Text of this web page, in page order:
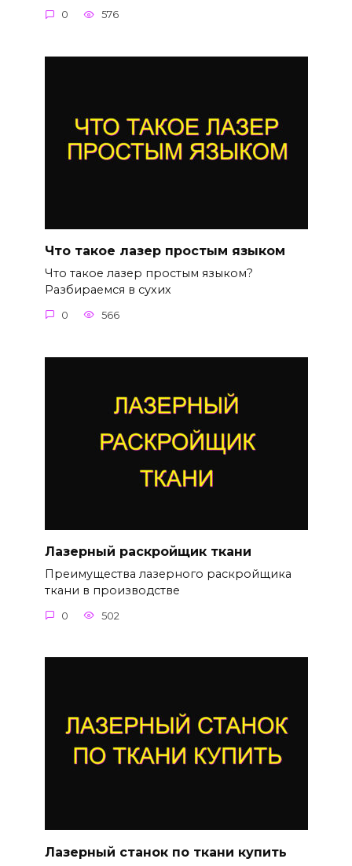
0 576
Что такое лазер простым языком
Что такое лазер простым языком?
Разбираемся в сухих
0 566
Лазерный раскройщик ткани
Преимущества лазерного раскройщика
ткани в производстве
0 502
Лазерный станок по ткани купить